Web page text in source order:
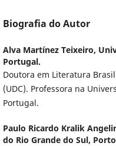
Biografia do Autor
Alva Martínez Teixeiro,
Portugal.
Doutora em Literatura
(UDC). Professora na
Portugal.
Paulo Ricardo Kralik
do Rio Grande do Sul,